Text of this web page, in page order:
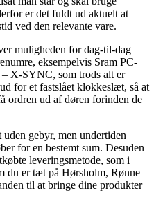
er det fuldt ud aktuelt at
ved den relevante vare.
muligheden for dag-til-dag
eksempelvis Sram PC-
– X-SYNC, som trods alt er
for et fastslået klokkeslæt, så at
ordren ud af døren forinden de
gebyr, men undertiden
for en bestemt sum. Desuden
leveringsmetode, som i
du er tæt på Hørsholm, Rønne
til at bringe dine produkter